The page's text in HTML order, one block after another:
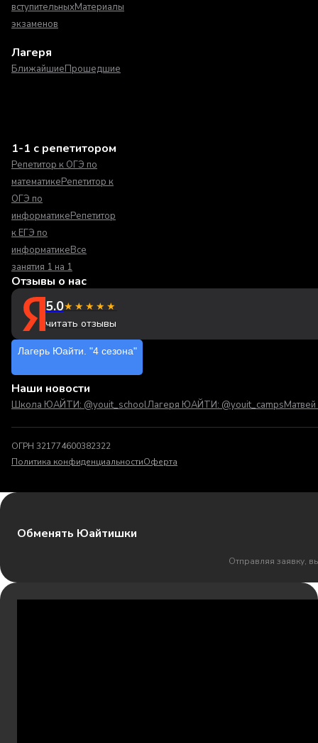
вступительныхМатериалы
экзаменов
Лагеря
БлижайшиеПрошедшие
1-1 с репетитором
Репетитор к ОГЭ по
математикеРепетитор к
ОГЭ по
информатикеРепетитор
к ЕГЭ по
информатикеВсе
занятия 1 на 1
Отзывы о нас
5.0★★★★★
читать отзывы
Лагерь Юайти. "4 сезона"
Наши новости
Школа ЮАЙТИ: @youit_schoolЛагеря ЮАЙТИ: @youit_camps
ОГРН 321774600382322
Политика конфиденциальностиОферта
Обменять Юайтишки
Отправляя заявку,